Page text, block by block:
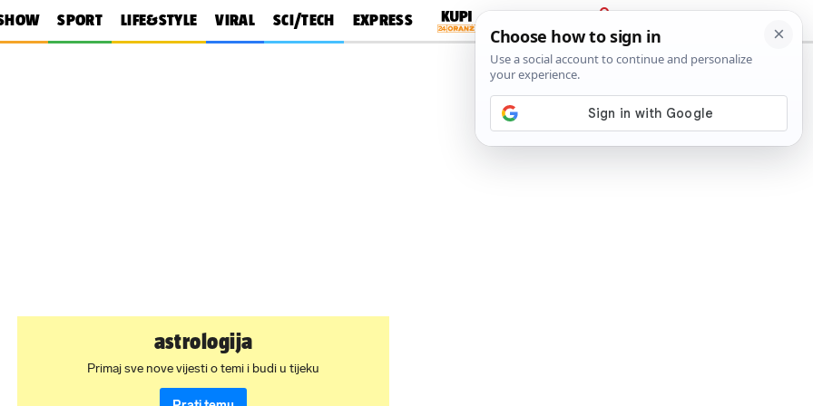
SPORT LIFE&STYLE VIRAL SCI/TECH EXPRESS
PRIJAVA
astrologija
Primaj sve nove vijesti o temi i budi u tijeku